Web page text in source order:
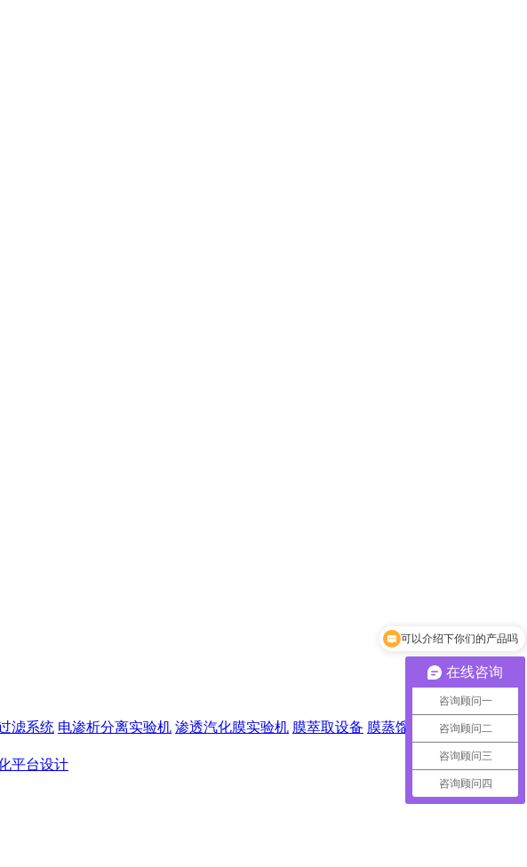
滤系统 电渗析分离实验机 渗透汽化膜实验机 膜萃取设备 膜蒸馏设备
纯水机
平台设计
在线咨询
咨询顾问一
咨询顾问二
咨询顾问三
咨询顾问四
可以介绍下你们的产品吗